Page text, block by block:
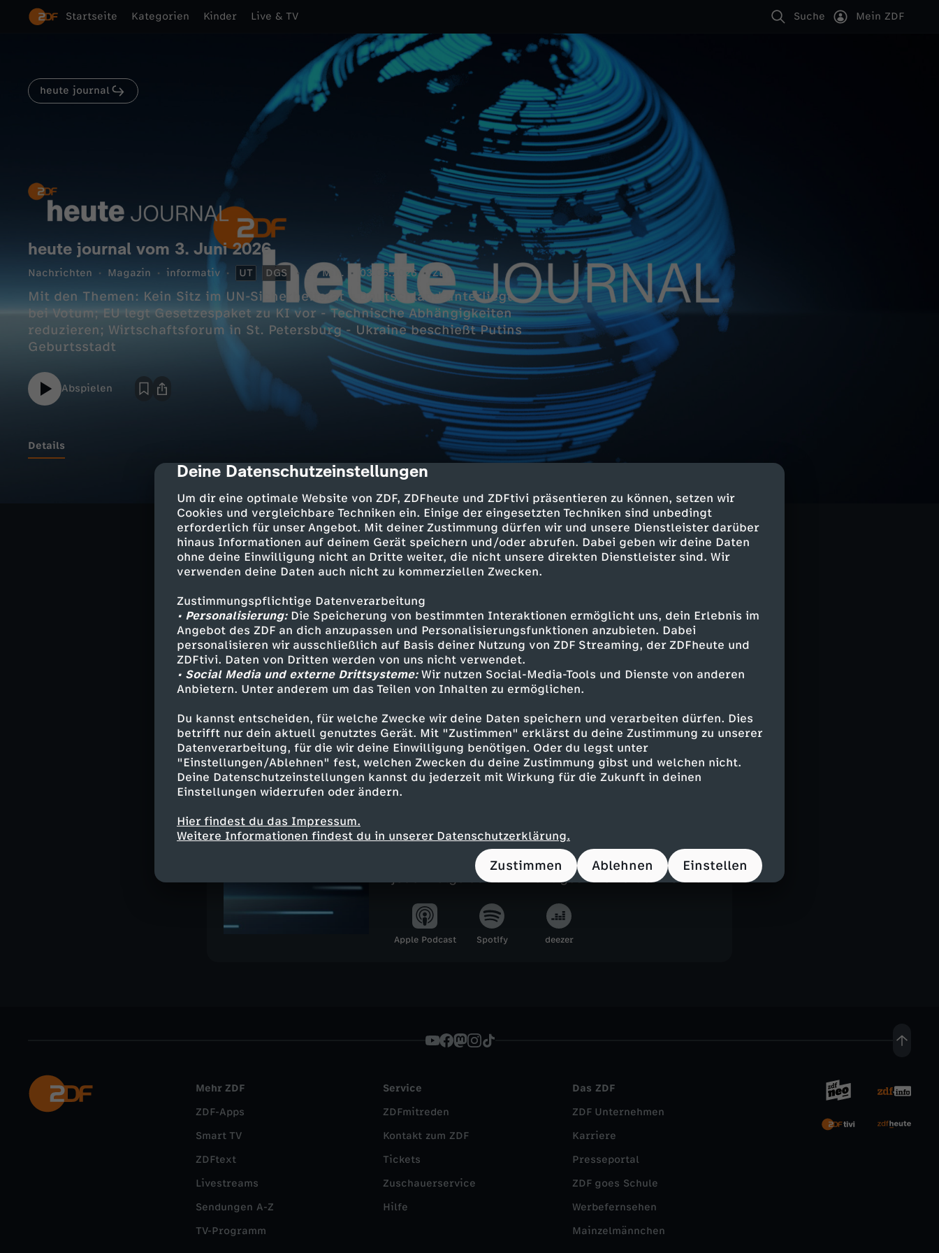
cmp-dialog-description
Deine Datenschutzeinstellungen
Um dir eine optimale Website von ZDF, ZDFheute und ZDFtivi präsentieren zu können, setzen wir
Cookies und vergleichbare Techniken ein. Einige der eingesetzten Techniken sind unbedingt
erforderlich für unser Angebot. Mit deiner Zustimmung dürfen wir und unsere Dienstleister darüber
hinaus Informationen auf deinem Gerät speichern und/oder abrufen. Dabei geben wir deine Daten
ohne deine Einwilligung nicht an Dritte weiter, die nicht unsere direkten Dienstleister sind. Wir
verwenden deine Daten auch nicht zu kommerziellen Zwecken.
Zustimmungspflichtige Datenverarbeitung
• Personalisierung:Die Speicherung von bestimmten Interaktionen ermöglicht uns, dein Erlebnis im
Angebot des ZDF an dich anzupassen und Personalisierungsfunktionen anzubieten. Dabei
personalisieren wir ausschließlich auf Basis deiner Nutzung von ZDF Streaming, der ZDFheute und
ZDFtivi. Daten von Dritten werden von uns nicht verwendet.
• Social Media und externe Drittsysteme:Wir nutzen Social-Media-Tools und Dienste von anderen
Anbietern. Unter anderem um das Teilen von Inhalten zu ermöglichen.
Du kannst entscheiden, für welche Zwecke wir deine Daten speichern und verarbeiten dürfen. Dies
betrifft nur dein aktuell genutztes Gerät. Mit "Zustimmen" erklärst du deine Zustimmung zu unserer
Datenverarbeitung, für die wir deine Einwilligung benötigen. Oder du legst unter
"Einstellungen/Ablehnen" fest, welchen Zwecken du deine Zustimmung gibst und welchen nicht.
Deine Datenschutzeinstellungen kannst du jederzeit mit Wirkung für die Zukunft in deinen
Einstellungen widerrufen oder ändern.
Hier findest du das Impressum.
Weitere Informationen findest du in unserer Datenschutzerklärung.
Zustimmen Ablehnen Einstellen
Startseite Kategorien Kinder Live & TV Suche Mein ZDF
heute journal
heute journal vom 3. Juni 2026
Nachrichten Magazin informativ UT DGS 29 Min. 03.06.2026 ZDF
Mit den Themen: Kein Sitz im UN-Sicherheitsrat - Deutschland unterliegt
bei Votum; EU legt Gesetzespaket zu KI vor - Technische Abhängigkeiten
reduzieren; Wirtschaftsforum in St. Petersburg - Ukraine beschießt Putins
Geburtsstadt
Abspielen
Details
Kein Sitz im UN-Sicherheitsrat
Deutschland unterliegt bei Votum
EU legt Gesetzespaket zu KI vor
Technische Abhängigkeiten reduzieren
Wirtschaftsforum in St. Petersburg
Ukraine beschießt Putins Geburtsstadt
Ähnliche Inhalte entdecken
Nachrichten Magazin informativ
Untertitel
Deutsche Gebärdensprache
heute journal
heute journal - der Podcast
Was steckt hinter den großen Schlagzeilen?
Gemeinsam mit Marietta Slomka, Christian
Sievers und Dunja Hayali blickt Helene Reiner in
jeder Folge auf ein wichtiges Thema der Woche.
Apple Podcast Spotify deezer
Mehr ZDF
ZDF-Apps
Smart TV
ZDFtext
Livestreams
Sendungen A-Z
TV-Programm
Service
ZDFmitreden
Kontakt zum ZDF
Tickets
Zuschauerservice
Hilfe
Das ZDF
ZDF Unternehmen
Karriere
Presseportal
ZDF goes Schule
Werbefernsehen
Mainzelmännchen